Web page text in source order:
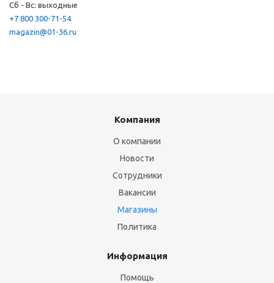
Сб - Вс: выходные
+7 800 300-71-54
magazin@01-36.ru
Компания
О компании
Новости
Сотрудники
Вакансии
Магазины
Политика
Информация
Помощь